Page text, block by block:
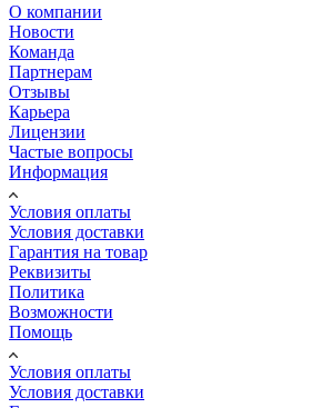
О компании
Новости
Команда
Партнерам
Отзывы
Карьера
Лицензии
Частые вопросы
Информация
Условия оплаты
Условия доставки
Гарантия на товар
Реквизиты
Политика
Возможности
Помощь
Условия оплаты
Условия доставки